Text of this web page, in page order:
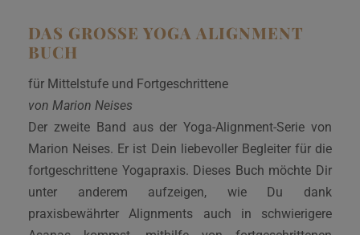
DAS GROSSE YOGA ALIGNMENT B
UCH
für Mittelstufe und Fortgeschrittene
von Marion Neises
Der zweite Band aus der Yoga-Alignment-Serie von
Marion Neises. Er ist Dein liebevoller Begleiter für die
fortgeschrittene Yogapraxis. Dieses Buch möchte Dir
unter anderem aufzeigen, wie Du dank
praxisbewährter Alignments auch in schwierigere